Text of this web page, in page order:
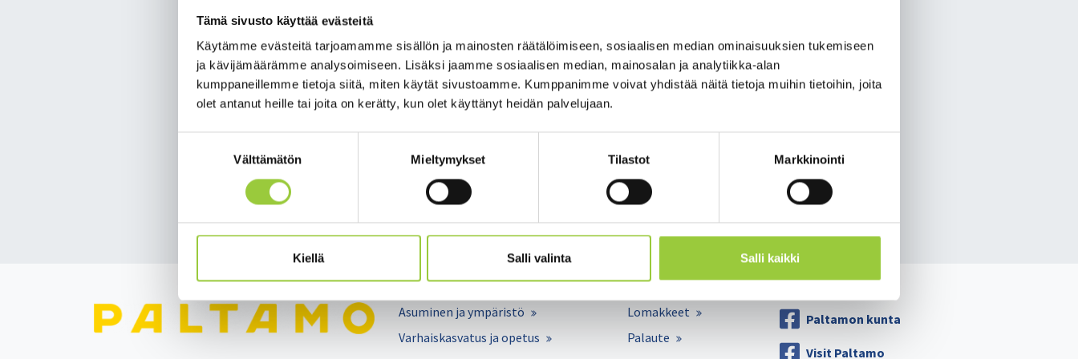
Tämä sivusto käyttää evästeitä
Käytämme evästeitä tarjoamamme sisällön ja mainosten räätälöimiseen, sosiaalisen median ominaisuuksien tukemiseen
ja kävijämäärämme analysoimiseen. Lisäksi jaamme sosiaalisen median, mainosalan ja analytiikka-alan
kumppaneillemme tietoja siitä, miten käytät sivustoamme. Kumppanimme voivat yhdistää näitä tietoja muihin tietoihin, joita
olet antanut heille tai joita on kerätty, kun olet käyttänyt heidän palvelujaan.
Välttämätön Mieltymykset Tilastot Markkinointi
Kiellä Salli valinta Salli kaikki
on nyt tär­keää myös ter­veil­le ih­mi­sil­le, kos­ka si­ten hi­das­te­taan epi­de­mian le­viä­mis­tä. Väl­tä siis ih­mis­jouk­ko­ja
ja tun­gok­sia ja pi­dä vä­hin­tään met­rin etäi­syys kans­saih­mi­siin. Omaa ja lä­heis­ten­sä tar­tun­ta­ris­kiä voi myös
alen­taa huo­leh­ti­mal­la kä­si- ja ys­ki­mis­hy­gie­nias­ta.
https://sote.kainuu.fi/uutiset/kainuun-sote-pandemiatiedote-2832020
Asuminen ja ympäristö
Varhaiskasvatus ja opetus
Lomakkeet
Palaute
Paltamon kunta
Visit Paltamo